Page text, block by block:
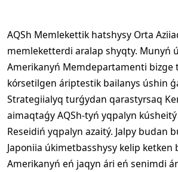
AQSh Memlekettik hatshysy Orta
memleketterdi aralap shyqty. Munyń
Amerikanyń Memdepartamenti bizge
kórsetilgen áriptestik bailanys úshin
Strategiialyq turǵydan qarastyrsaq
aimaqtaǵy AQSh-tyń yqpalyn
Reseidiń yqpalyn azaitý. Jalpy budan
Japoniia úkimetbasshysy kelip ketken
Amerikanyń eń jaqyn ári eń senimdi